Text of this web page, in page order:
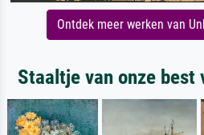
Ontdek meer werken van
Staaltje van onze best